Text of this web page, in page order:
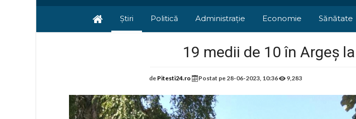
Știri Politică Administrație Economie Sănătate
19 medii de 10 în Argeș
de Pitesti24.ro Postat pe28-06-2023, 10:36 9,283